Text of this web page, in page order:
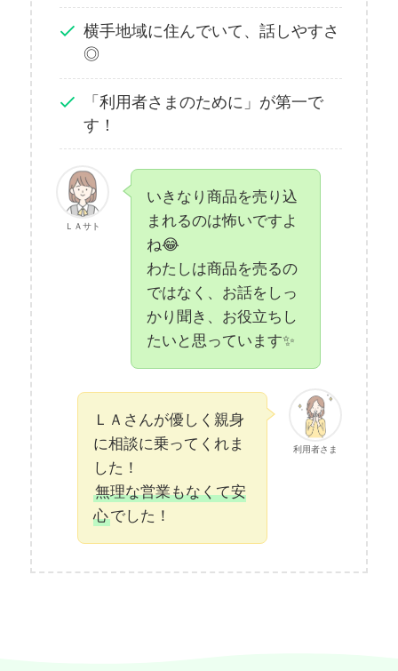
横手地域に住んでいて、話しやすさ
◎
「利用者さまのために」が第一で
す！
ＬＡサト
いきなり商品を売り込
まれるのは怖いですよ
ね😂
わたしは商品を売るの
ではなく、お話をしっ
かり聞き、お役立ちし
たいと思っています✨
利用者さま
ＬＡさんが優しく親身
に相談に乗ってくれま
した！
無理な営業もなくて安
心でした！